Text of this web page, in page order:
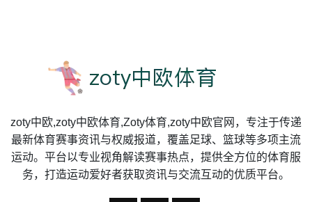
zoty中欧,zoty中欧体育,Zoty体育,zoty中欧官网，专注于传递
最新体育赛事资讯与权威报道，覆盖足球、篮球等多项主流
运动。平台以专业视角解读赛事热点，提供全方位的体育服
务，打造运动爱好者获取资讯与交流互动的优质平台。